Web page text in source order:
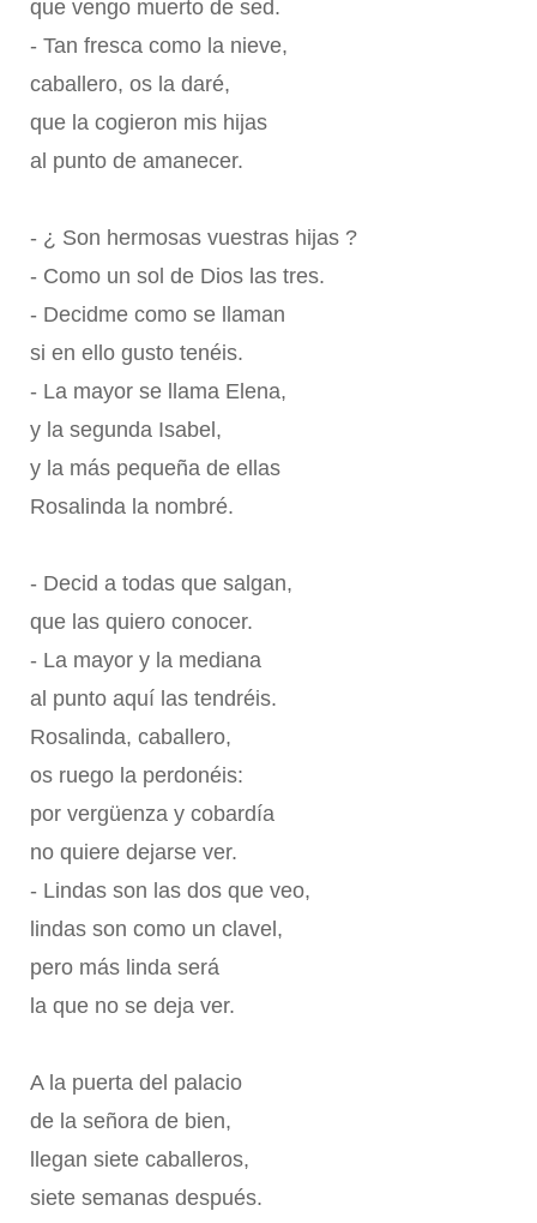
que vengo muerto de sed.
- Tan fresca como la nieve,
caballero, os la daré,
que la cogieron mis hijas
al punto de amanecer.
- ¿ Son hermosas vuestras hijas ?
- Como un sol de Dios las tres.
- Decidme como se llaman
si en ello gusto tenéis.
- La mayor se llama Elena,
y la segunda Isabel,
y la más pequeña de ellas
Rosalinda la nombré.
- Decid a todas que salgan,
que las quiero conocer.
- La mayor y la mediana
al punto aquí las tendréis.
Rosalinda, caballero,
os ruego la perdonéis:
por vergüenza y cobardía
no quiere dejarse ver.
- Lindas son las dos que veo,
lindas son como un clavel,
pero más linda será
la que no se deja ver.
A la puerta del palacio
de la señora de bien,
llegan siete caballeros,
siete semanas después.